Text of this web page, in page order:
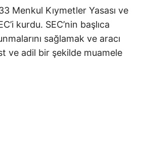
Menkul Kıymetler Yasası ve
kurdu. SEC’nin başlıca
sağlamak ve aracı
ve adil bir şekilde muamele